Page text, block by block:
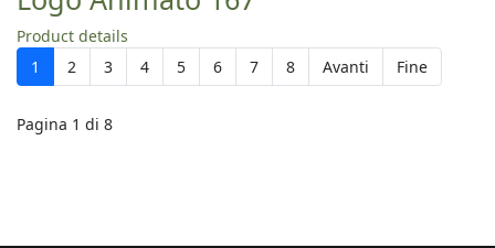
Product details
1
2 3 4 5 6 7 8 Avanti Fine
Pagina 1 di 8